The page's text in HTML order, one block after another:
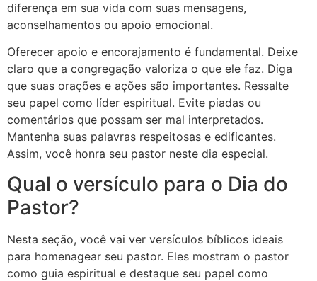
diferença em sua vida com suas mensagens,
aconselhamentos ou apoio emocional.
Oferecer apoio e encorajamento é fundamental. Deixe
claro que a congregação valoriza o que ele faz. Diga
que suas orações e ações são importantes. Ressalte
seu papel como líder espiritual. Evite piadas ou
comentários que possam ser mal interpretados.
Mantenha suas palavras respeitosas e edificantes.
Assim, você honra seu pastor neste dia especial.
Qual o versículo para o Dia do
Pastor?
Nesta seção, você vai ver versículos bíblicos ideais
para homenagear seu pastor. Eles mostram o pastor
como guia espiritual e destaque seu papel como